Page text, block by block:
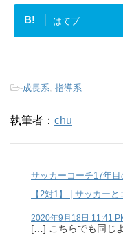
B! はてブ
-成長系, 指導系
執筆者： chu
サッカーコーチ17年
【2対1】 | サッカー
2020年9月18日 11:41
[…] こちらでも同じ